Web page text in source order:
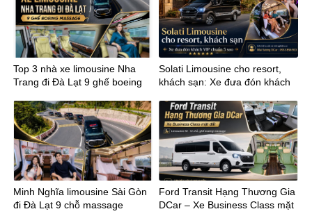
Top 3 nhà xe limousine Nha
Trang đi Đà Lạt 9 ghế boeing
Solati Limousine cho resort,
khách sạn: Xe đưa đón khách
Minh Nghĩa limousine Sài Gòn
đi Đà Lạt 9 chỗ massage
Ford Transit Hạng Thương Gia
DCar – Xe Business Class mặt